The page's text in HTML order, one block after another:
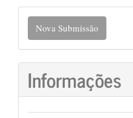
Nova
Submissão
Nova Submissão
Informações